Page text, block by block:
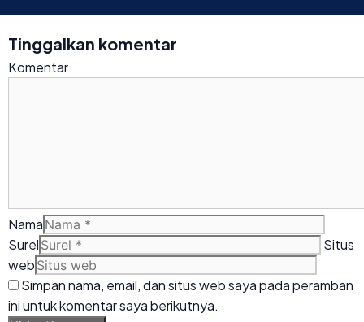
Tinggalkan komentar
Komentar
Nama
Surel
Situs
web
Simpan nama, email, dan situs web saya pada peramban
ini untuk komentar saya berikutnya.